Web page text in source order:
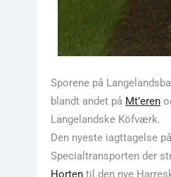
Sporene på
blandt andet på Mt’eren
Langelandske Köfværk.
Den nyeste iagttagelse
Specialtransporten der
Horten til den nye